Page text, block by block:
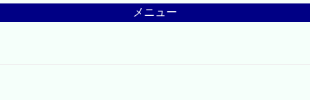
メニュー